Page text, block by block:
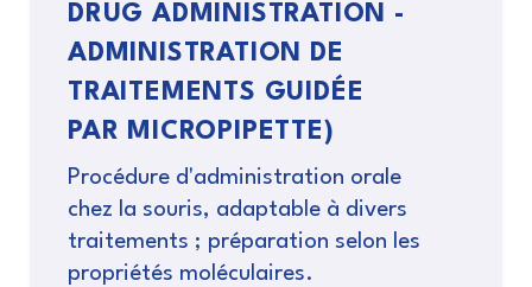
DRUG ADMINISTRATION -
ADMINISTRATION DE
TRAITEMENTS GUIDÉE
PAR MICROPIPETTE)
Procédure d'administration orale
chez la souris, adaptable à divers
traitements ; préparation selon les
propriétés moléculaires.